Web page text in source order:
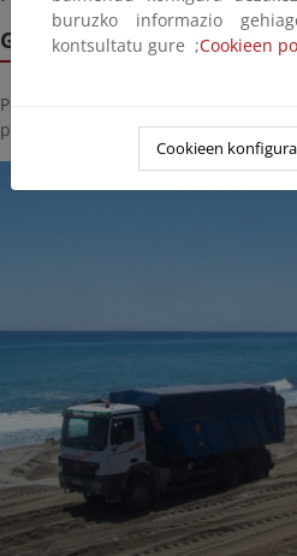
Galería de imágenes
Pinche sobre la imagen para
proyecto:
buruzko informazio
kontsultatu gure ;Cookieen
Cookieen